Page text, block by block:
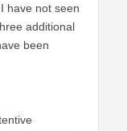
have not seen
additional
been